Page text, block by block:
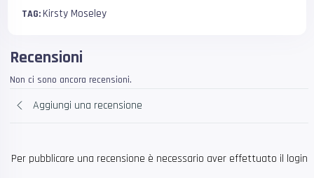
TAG:Kirsty Moseley
Recensioni
Non ci sono ancora recensioni.
Aggiungi una recensione
Per pubblicare una recensione è necessario aver effettuato il login